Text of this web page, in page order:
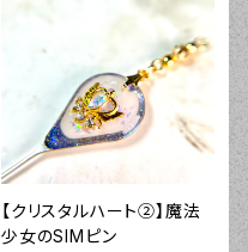
【クリスタルハート②】魔法
少女のSIMピン